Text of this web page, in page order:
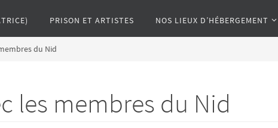
PRISON ET ARTISTES NOS LIEUX D’HÉBERGEMENT
du Nid
les membres du Nid